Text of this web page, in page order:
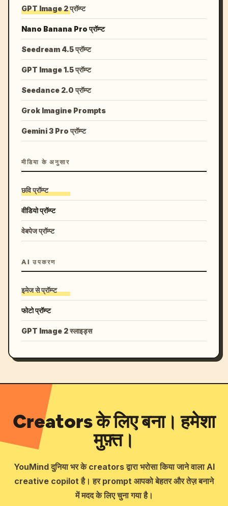
GPT Image 2 प्रॉम्प्ट
Nano Banana Pro प्रॉम्प्ट
Seedream 4.5 प्रॉम्प्ट
GPT Image 1.5 प्रॉम्प्ट
Seedance 2.0 प्रॉम्प्ट
Grok Imagine Prompts
Gemini 3 Pro प्रॉम्प्ट
मीडिया के अनुसार
छवि प्रॉम्प्ट
वीडियो प्रॉम्प्ट
वेबपेज प्रॉम्प्ट
AI उपकरण
इमेज से प्रॉम्प्ट
फोटो प्रॉम्प्ट
GPT Image 2 स्लाइड्स
Creators के लिए बना। हमेशा
मुफ़्त।
YouMind दुनिया भर के creators द्वारा भरोसा किया जाने वाला AI
creative copilot है। हर prompt आपको बेहतर और तेज़ बनाने
में मदद के लिए चुना गया है।